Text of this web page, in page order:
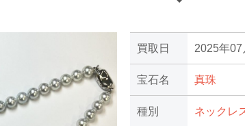
買取日 2025年07
宝石名 真珠
種別 ネックレ